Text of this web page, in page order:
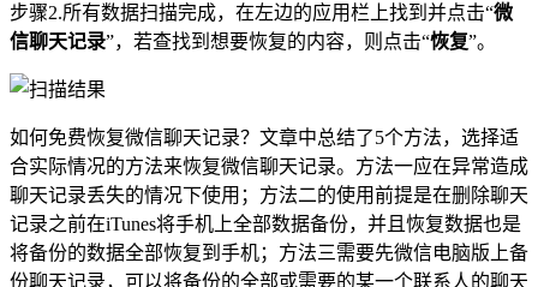
步骤2.所有数据扫描完成，在左边的应用栏上找到并点击“微
信聊天记录”，若查找到想要恢复的内容，则点击“恢复”。
如何免费恢复微信聊天记录？文章中总结了5个方法，选择适
合实际情况的方法来恢复微信聊天记录。方法一应在异常造成
聊天记录丢失的情况下使用；方法二的使用前提是在删除聊天
记录之前在iTunes将手机上全部数据备份，并且恢复数据也是
将备份的数据全部恢复到手机；方法三需要先微信电脑版上备
份聊天记录，可以将备份的全部或需要的某一个联系人的聊天